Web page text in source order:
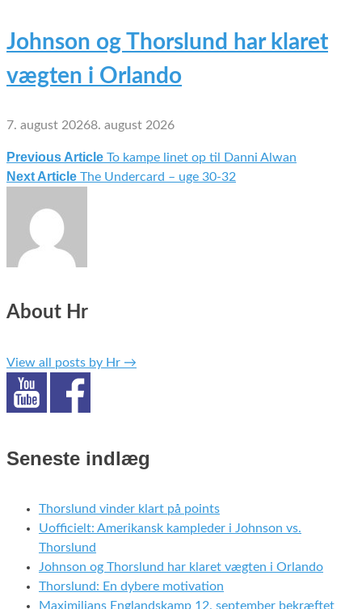
Johnson og Thorslund har klaret
vægten i Orlando
7. august 20268. august 2026
Indlægsnavigation
Previous Article To kampe linet op til Danni Alwan
Next Article The Undercard – uge 30-32
About Hr
View all posts by Hr →
Seneste indlæg
Thorslund vinder klart på points
Uofficielt: Amerikansk kampleder i Johnson vs.
Thorslund
Johnson og Thorslund har klaret vægten i Orlando
Thorslund: En dybere motivation
Maximilians Englandskamp 12. september bekræftet